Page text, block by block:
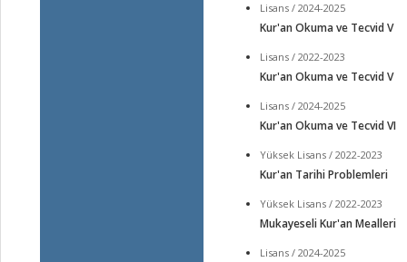
Lisans / 2024-2025
Kur'an Okuma ve Tecvid V
Lisans / 2022-2023
Kur'an Okuma ve Tecvid V
Lisans / 2024-2025
Kur'an Okuma ve Tecvid VI
Yüksek Lisans / 2022-2023
Kur'an Tarihi Problemleri
Yüksek Lisans / 2022-2023
Mukayeseli Kur'an Mealleri
Lisans / 2024-2025